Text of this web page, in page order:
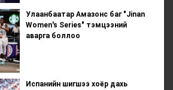
Улаанбаатар Амазонс баг "Jinan
Women's Series" тэмцээний
аварга боллоо
Испанийн шигшээ хоёр дахь